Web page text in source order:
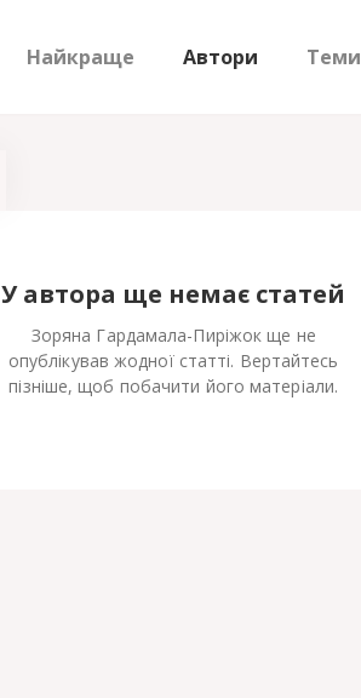
Найкраще Автори Теми
У автора ще немає статей
Зоряна Гардамала-Пиріжок ще не
опублікував жодної статті. Вертайтесь
пізніше, щоб побачити його матеріали.